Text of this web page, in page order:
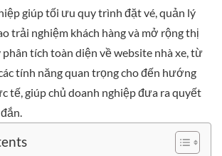
giúp tối ưu quy trình đặt vé, quản lý
trải nghiệm khách hàng và mở rộng thị
phân tích toàn diện về website nhà xe, từ
tính năng quan trọng cho đến hướng
tế, giúp chủ doanh nghiệp đưa ra quyết